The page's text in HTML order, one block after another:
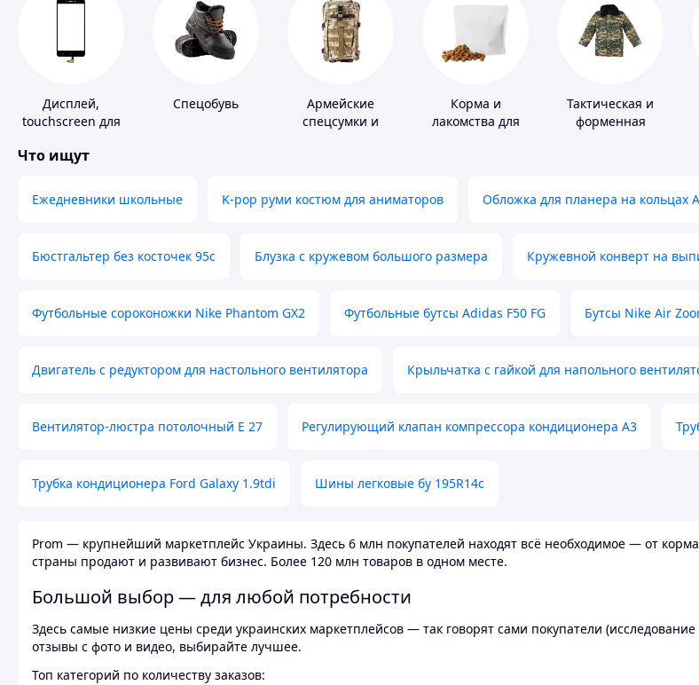
Дисплей,
touchscreen для
Спецобувь
Армейские
спецсумки и
Корма и
лакомства для
Тактическая и
форменная
Что ищут
Ежедневники школьные K-pop руми костюм для аниматоров Обложка для планера на кольцах
Бюстгальтер без косточек 95с Блузка с кружевом большого размера Кружевной конверт на
Футбольные сороконожки Nike Phantom GX2 Футбольные бутсы Adidas F50 FG Бутсы Nike Air
Двигатель с редуктором для настольного вентилятора Крыльчатка с гайкой для напольного
Вентилятор-люстра потолочный E 27 Регулирующий клапан компрессора кондиционера А3
Трубка кондиционера Ford Galaxy 1.9tdi Шины легковые бу 195R14c
Prom — крупнейший маркетплейс Украины. Здесь 6 млн покупателей находят всё необходимое — от
страны продают и развивают бизнес. Более 120 млн товаров в одном месте.
Большой выбор — для любой потребности
Здесь самые низкие цены среди украинских маркетплейсов — так говорят сами покупатели
отзывы с фото и видео, выбирайте лучшее.
Топ категорий по количеству заказов: